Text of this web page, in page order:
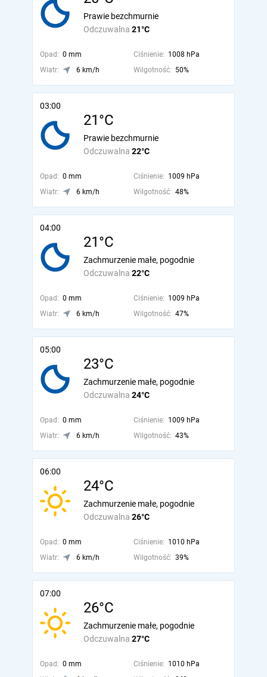
Odczuwalna 21°C
Prawie bezchmurnie
Opad: 0 mm Ciśnienie: 1008 hPa
Wiatr:
6 km/h Wilgotność: 50%
03:00
21°C
Odczuwalna 22°C
Prawie bezchmurnie
Opad: 0 mm Ciśnienie: 1009 hPa
Wiatr:
6 km/h Wilgotność: 48%
04:00
21°C
Odczuwalna 22°C
Zachmurzenie małe, pogodnie
Opad: 0 mm Ciśnienie: 1009 hPa
Wiatr:
6 km/h Wilgotność: 47%
05:00
23°C
Odczuwalna 24°C
Zachmurzenie małe, pogodnie
Opad: 0 mm Ciśnienie: 1009 hPa
Wiatr:
6 km/h Wilgotność: 43%
06:00
24°C
Odczuwalna 26°C
Zachmurzenie małe, pogodnie
Opad: 0 mm Ciśnienie: 1010 hPa
Wiatr:
6 km/h Wilgotność: 39%
07:00
26°C
Odczuwalna 27°C
Zachmurzenie małe, pogodnie
Opad: 0 mm Ciśnienie: 1010 hPa